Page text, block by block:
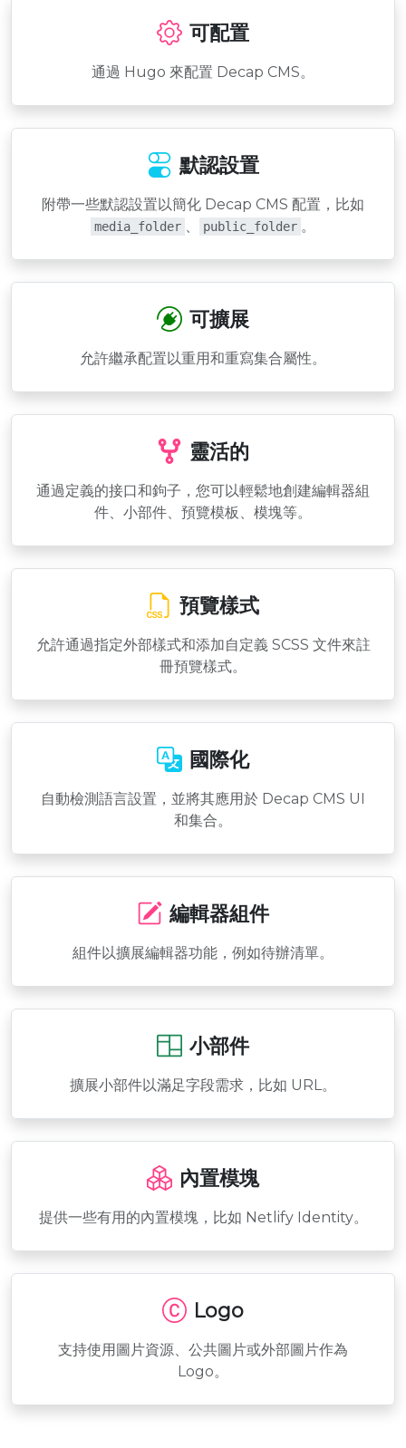
可配置
通過 Hugo 來配置 Decap CMS。
默認設置
附帶一些默認設置以簡化 Decap CMS 配置，比如
media_folder 、 public_folder 。
可擴展
允許繼承配置以重用和重寫集合屬性。
靈活的
通過定義的接口和鉤子，您可以輕鬆地創建編輯器組
件、小部件、預覽模板、模塊等。
預覽樣式
允許通過指定外部樣式和添加自定義 SCSS 文件來註
冊預覽樣式。
國際化
自動檢測語言設置，並將其應用於 Decap CMS UI
和集合。
編輯器組件
組件以擴展編輯器功能，例如待辦清單。
小部件
擴展小部件以滿足字段需求，比如 URL。
內置模塊
提供一些有用的內置模塊，比如 Netlify Identity。
Logo
支持使用圖片資源、公共圖片或外部圖片作為
Logo。